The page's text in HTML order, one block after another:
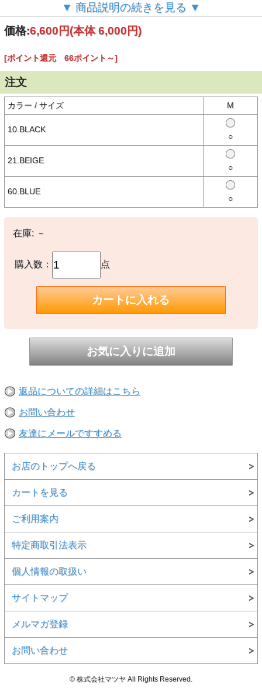
（単位：cm）
【商品説明】
存在感抜群のサークルロゴが目を惹く
ピグメント加工でこなれたストリートスタイルを叶える一枚
ピグメント加工によるヴィンテージライクな風合いが魅力の半袖Tシ
ャツ。
バックスタイルには、掠れた質感のサークルロゴグラフィックを大胆
フロントはシンプルなワンポイントデザインで、着回し力も高いアイ
カジュアルに着用でき、快適な着心地のベーシックなコットン素材。
加工感やボリュームのあるパンツと合わせた、メンズライクな定番ス
一枚でトップスとしてもインナーとしても大活躍するアイテムです。
・透け感:あり
・裏地:なし
・半袖
※洗濯回数が増すごとに表面の色が落ち、ジーンズのような経年変化
【素材】
○本体：綿100%
【生産国】
【備考】
※当店取扱い商品は一部店頭在庫と共有をしております。
生し、やむをえずご注文をキャンセルさせていただく場合がございま
す。完売や欠品の場合は大変ご迷惑をおかけしますが、予めご了承の
うえ注文いただきますようお願い申し上げます。
▼ 商品説明の続きを見る ▼
価格:6,600円(本体 6,000円)
[ポイント還元 66ポイント～]
注文
カラー / サイズ M
10.BLACK
○
21.BEIGE
○
60.BLUE
○
在庫: －
購入数： 点
返品についての詳細はこちら
お問い合わせ
友達にメールですすめる
お店のトップへ戻る
カートを見る
ご利用案内
特定商取引法表示
個人情報の取扱い
サイトマップ
メルマガ登録
お問い合わせ
© 株式会社マツヤ All Rights Reserved.